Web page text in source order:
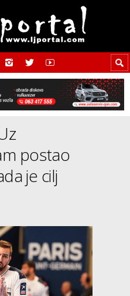
postao
je cilj